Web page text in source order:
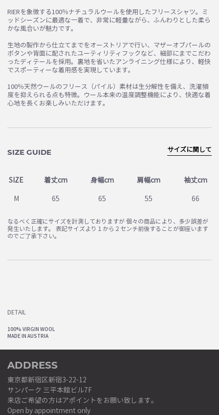
RIERを象徴する100％ナチュラルウールを使用したフリースシャツ。ミ
ッドシーズンに最適な一着で、非常に軽量ながら、ふんわりとした柔ら
かな風合いが魅力です。
生地の製作から仕立てまでをオーストリアで行い、マザーオブパールの
ボタンや背面に配されたユーティリティフックなど、細部にまでこだわ
ったディテールを採用。裏地を省いたアンライニング仕様により、軽快
でスポーティーな着用感を実現しています。
100％天然ウールのフリース（パイル）素材は生分解性を備え、洗濯頻
度を抑えられる点も特徴。ウール本来の温度調整機能により、快適な着
心地を長くお楽しみいただけます。
SIZE GUIDE
SIZE 着丈cm 身幅cm 肩幅cm 袖丈cm
M 65 65 55 66
サイズに関して
なるべく正確にサイズを計測しておりますが 個々の商品により、多少誤差が
発生いたします。 表記サイズより１から２センチ前後することが御座います
のでご了承下さい。
DETAIL
100% VIRGIN WOOL
MADE IN AUSTRIA
ADDRESS
東京都新宿区新宿3-22-12
サンパーク 三平本館ビル7F
来店ご希望の方はアポイントをお願い致します。
Open by appointment only